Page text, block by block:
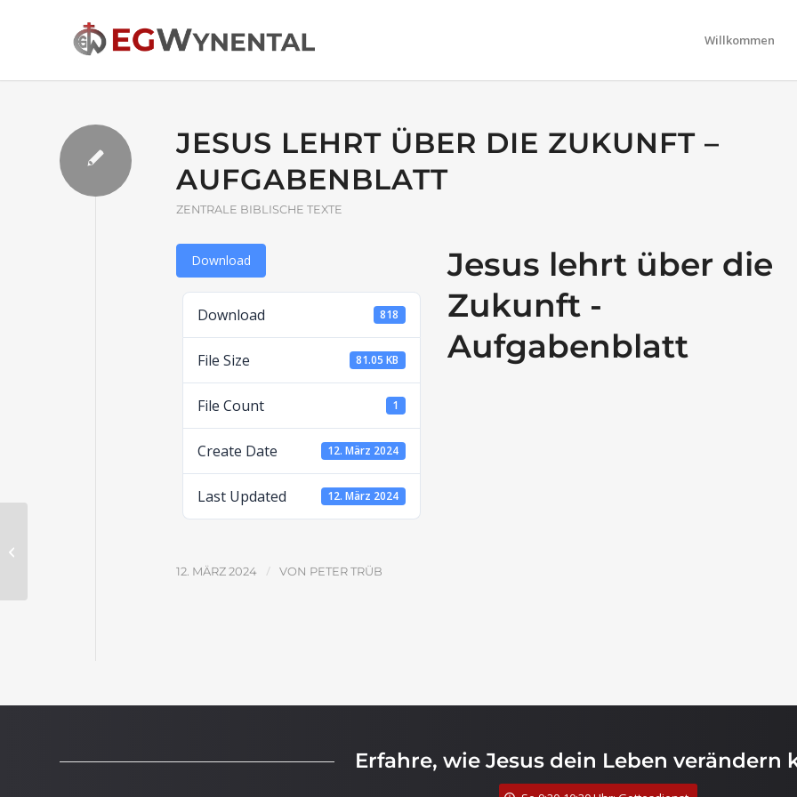
Willkommen
JESUS LEHRT ÜBER DIE ZUKUNFT –
AUFGABENBLATT
ZENTRALE BIBLISCHE TEXTE
Download
Download 818
File Size 81.05 KB
File Count 1
Create Date 12. März 2024
Last Updated 12. März 2024
Jesus lehrt über die
Zukunft -
Aufgabenblatt
12. MÄRZ 2024 / VON PETER TRÜB
Erfahre, wie Jesus dein Leben verändern